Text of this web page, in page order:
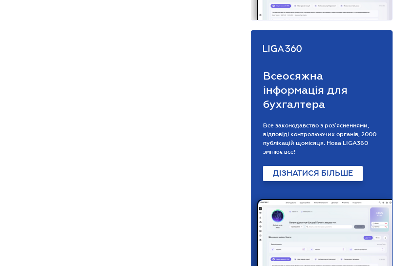
Всеосяжна
інформація для
бухгалтера
Все законодавство з розʼясненнями,
відповіді контролюючих органів, 2000
публікацій щомісяця. Нова LIGA360
змінює все!
ДІЗНАТИСЯ БІЛЬШЕ